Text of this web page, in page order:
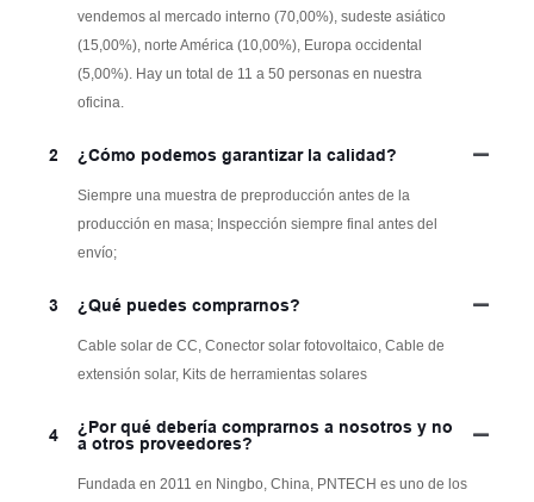
vendemos al mercado interno (70,00%), sudeste asiático
(15,00%), norte América (10,00%), Europa occidental
(5,00%). Hay un total de 11 a 50 personas en nuestra
oficina.
2 ¿Cómo podemos garantizar la calidad?
Siempre una muestra de preproducción antes de la
producción en masa; Inspección siempre final antes del
envío;
3 ¿Qué puedes comprarnos?
Cable solar de CC, Conector solar fotovoltaico, Cable de
extensión solar, Kits de herramientas solares
4
¿Por qué debería comprarnos a nosotros y no
a otros proveedores?
Fundada en 2011 en Ningbo, China, PNTECH es uno de los